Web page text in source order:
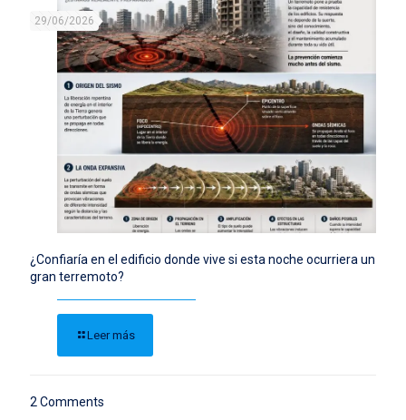
29/06/2026
¿Confiaría en el edificio donde vive si esta noche ocurriera un
gran terremoto?
Leer más
2 Comments